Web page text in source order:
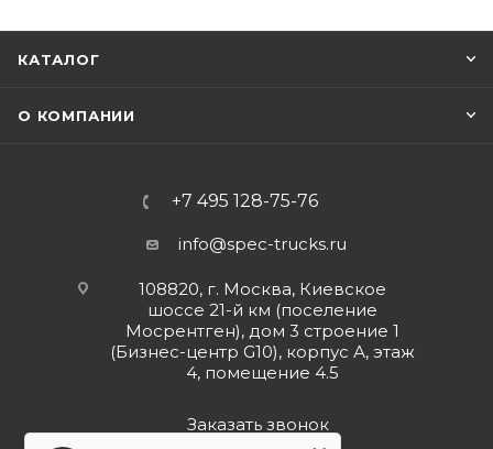
КАТАЛОГ
О КОМПАНИИ
+7 495 128-75-76
info@spec-trucks.ru
108820, г. Москва, Киевское
шоссе 21-й км (поселение
Мосрентген), дом 3 строение 1
(Бизнес-центр G10), корпус А, этаж
4, помещение 4.5
Заказать звонок